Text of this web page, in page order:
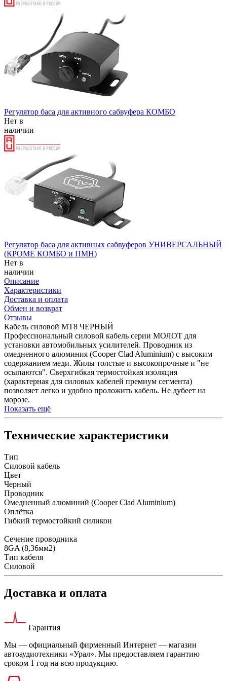
Регулятор баса для активного сабвуфера КОМБО
Нет в
наличии
Регулятор баса для активных сабвуферов УНИВЕРСАЛЬНЫЙ
(КРОМЕ КОМБО и ПМН)
Нет в
наличии
Описание
Характеристики
Доставка и оплата
Обмен и возврат
Отзывы
Кабель силовой МТ8 ЧЕРНЫЙ
Профессиональный силовой кабель серии МОЛОТ для
установки автомобильных усилителей. Проводник из
омедненного алюминия (Cooper Clad Aluminium) с высоким
содержанием меди. Жилы толстые и высокопрочные и "не
осыпаются". Сверхгибкая термостойкая изоляция
(характерная для силовых кабелей премиум сегмента)
позволяет легко и удобно проложить кабель. Не дубеет на
морозе.
Показать ещё
Технические характеристики
Тип
Силовой кабель
Цвет
Черный
Проводник
Омедненный алюминий (Cooper Clad Aluminium)
Оплётка
Гибкий термостойкий силикон
Сечение проводника
8GA (8,36мм2)
Тип кабеля
Силовой
Доставка и оплата
Гарантия
Мы — официальный фирменный Интернет — магазин
автоаудиотехники «Урал». Мы предоставляем гарантию
сроком 1 год на всю продукцию.